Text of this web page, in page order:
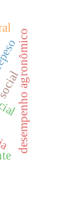
desempenho agronômico